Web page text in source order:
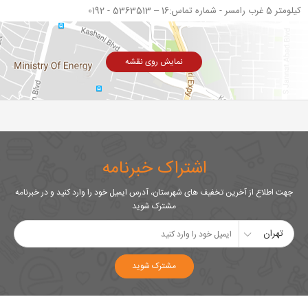
کیلومتر 5 غرب رامسر - شماره تماس:16 – 5363513 - 0192
نمایش روی نقشه
اشتراک خبرنامه
جهت اطلاع از آخرین تخفیف های شهرستان، آدرس ایمیل خود را وارد کنید و در خبرنامه
مشترک شوید
تهران
مشترک شوید